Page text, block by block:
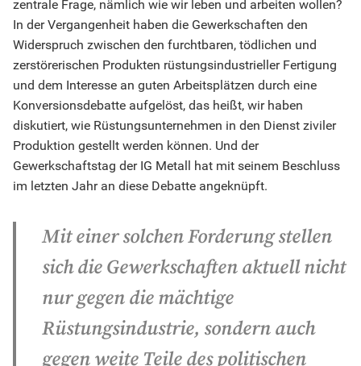
zentrale Frage, nämlich wie wir leben und arbeiten wollen?
In der Vergangenheit haben die Gewerkschaften den
Widerspruch zwischen den furchtbaren, tödlichen und
zerstörerischen Produkten rüstungsindustrieller Fertigung
und dem Interesse an guten Arbeitsplätzen durch eine
Konversionsdebatte aufgelöst, das heißt, wir haben
diskutiert, wie Rüstungsunternehmen in den Dienst ziviler
Produktion gestellt werden können. Und der
Gewerkschaftstag der IG Metall hat mit seinem Beschluss
im letzten Jahr an diese Debatte angeknüpft.
Mit einer solchen Forderung stellen
sich die Gewerkschaften aktuell nicht
nur gegen die mächtige
Rüstungsindustrie, sondern auch
gegen weite Teile des politischen